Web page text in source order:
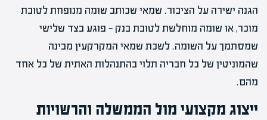
הגנה ישירה על הציבור. שמאי שכותב שומה מנופחת לטובת
מוכר, או שומה מוחלשת לטובת בנק — פוגע בצד שלישי
שמסתמך על השומה. לשכת שמאי המקרקעין מבינה
שהמוניטין של כל חבריה תלוי בהתנהלות האתית של כל אחד
מהם.
ייצוג מקצועי מול הממשלה והרשויות